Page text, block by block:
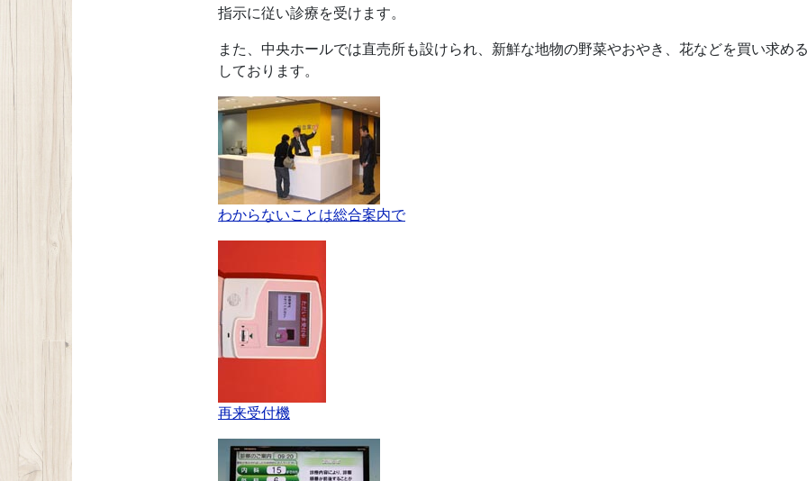
指示に従い診療を受けます。
また、中央ホールでは直売所も設けられ、新鮮な地物の野菜やおやき、花などを買い求め
しております。
わからないことは総合案内で
再来受付機